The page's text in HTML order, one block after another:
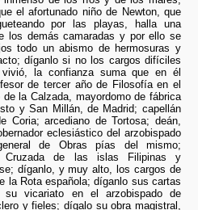
el afortunado niño de Newton, que
por las playas, halla una
los demás camaradas y por ello se
todo un abismo de hermosuras y
díganlo si no los cargos difíciles
vivió, la confianza suma que en él
de tercer año de Filosofía en el
la Calzada, mayordomo de fábrica
y San Millán, de Madrid; capellán
Coria; arcediano de Tortosa; deán,
eclesiástico del arzobispado
de Obras pías del mismo;
Cruzada de las islas Filipinas y
díganlo, y muy alto, los cargos de
la Rota española; díganlo sus cartas
su vicariato en el arzobispado de
y fieles; dígalo su obra magistral,